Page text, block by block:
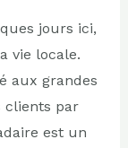
jours ici,
vie locale.
aux grandes
clients par
est un